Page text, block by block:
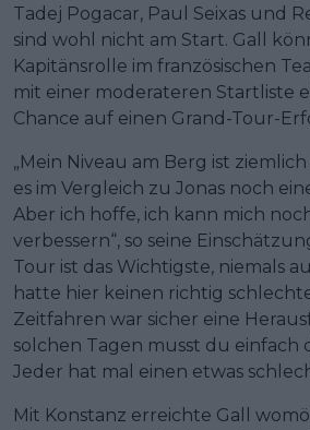
Tadej Pogacar, Paul Seixas und
sind wohl nicht am Start. Gall
Kapitänsrolle im französischen
mit einer moderateren Startliste
Chance auf einen Grand-Tour-
„Mein Niveau am Berg ist
es im Vergleich zu Jonas noch
Aber ich hoffe, ich kann mich
verbessern“, so seine
Tour ist das Wichtigste, niemals
hatte hier keinen richtig
Zeitfahren war sicher eine
solchen Tagen musst du einfach
Jeder hat mal einen etwas
Mit Konstanz erreichte Gall